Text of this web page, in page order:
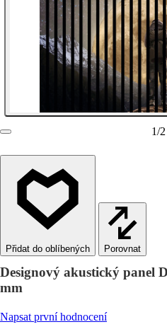
1/2
Porovnat
Designový akustický panel
mm
Napsat první hodnocení